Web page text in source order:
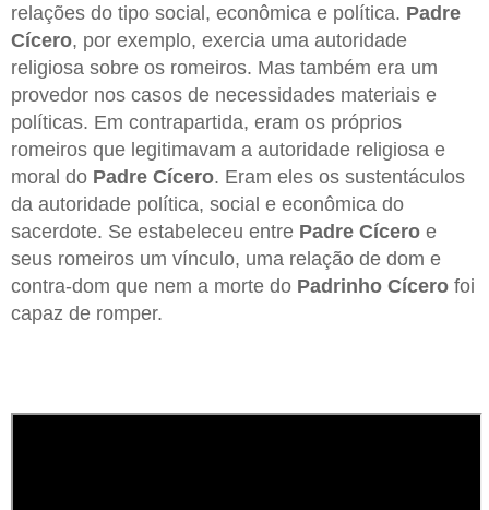
relações do tipo social, econômica e política. Padre
Cícero, por exemplo, exercia uma autoridade
religiosa sobre os romeiros. Mas também era um
provedor nos casos de necessidades materiais e
políticas. Em contrapartida, eram os próprios
romeiros que legitimavam a autoridade religiosa e
moral do Padre Cícero. Eram eles os sustentáculos
da autoridade política, social e econômica do
sacerdote. Se estabeleceu entre Padre Cícero e
seus romeiros um vínculo, uma relação de dom e
contra-dom que nem a morte do Padrinho Cícero foi
capaz de romper.